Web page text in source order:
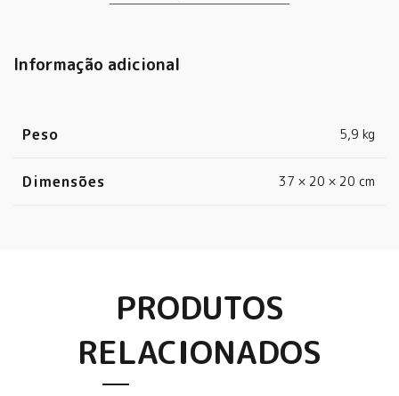
Informação adicional
Peso 5,9 kg
Dimensões 37 × 20 × 20 cm
PRODUTOS
RELACIONADOS